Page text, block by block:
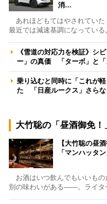
消…
あれほどもてはやされていた
最近では減速基調になっている
《雪道の対応力を検証》シ
ー」の真価 「ターボ」と
乗り込むと同時に「これが
た 「日産ルークス」さら
大竹聡の「昼酒御免！
【大竹聡の昼
「マンハッタ
お酒はいつ飲んでもいいもの
別の味わいがある――。ライタ